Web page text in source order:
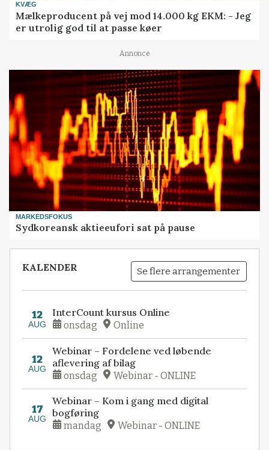
KVÆG
Mælkeproducent på vej mod 14.000 kg EKM: - Jeg
er utrolig god til at passe køer
Annonce
MARKEDSFOKUS
Sydkoreansk aktieeufori sat på pause
KALENDER Se flere arrangementer
12
AUG
InterCount kursus Online
onsdag Online
12
AUG
Webinar – Fordelene ved løbende
aflevering af bilag
onsdag Webinar - ONLINE
17
AUG
Webinar – Kom i gang med digital
bogføring
mandag Webinar - ONLINE